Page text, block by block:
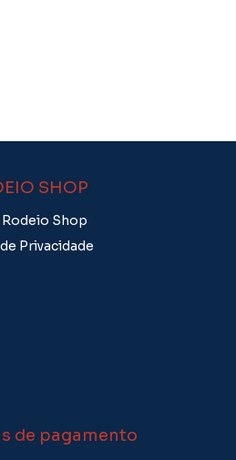
SHOP
Shop
Privacidade
de pagamento